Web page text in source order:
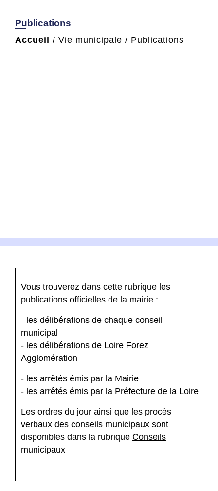
Publications
Accueil / Vie municipale / Publications
Vous trouverez dans cette rubrique les
publications officielles de la mairie :
- les délibérations de chaque conseil
municipal
- les délibérations de Loire Forez
Agglomération
- les arrêtés émis par la Mairie
- les arrêtés émis par la Préfecture de la Loire
Les ordres du jour ainsi que les procès
verbaux des conseils municipaux sont
disponibles dans la rubrique Conseils
municipaux